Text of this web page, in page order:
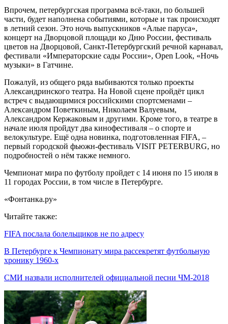
Впрочем, петербургская программа всё-таки, по большей
части, будет наполнена событиями, которые и так происходят
в летний сезон. Это ночь выпускников «Алые паруса»,
концерт на Дворцовой площади ко Дню России, фестиваль
цветов на Дворцовой, Санкт-Петербургский речной карнавал,
фестивали «Императорские сады России», Open Look, «Ночь
музыки» в Гатчине.
Пожалуй, из общего ряда выбиваются только проекты
Александринского театра. На Новой сцене пройдёт цикл
встреч с выдающимися российскими спортсменами –
Александром Поветкиным, Николаем Валуевым,
Александром Кержаковым и другими. Кроме того, в театре в
начале июля пройдут два кинофестиваля – о спорте и
велокультуре. Ещё одна новинка, подготовленная FIFA, –
первый городской фьюжн-фестиваль VISIT PETERBURG, но
подробностей о нём также немного.
Чемпионат мира по футболу пройдет с 14 июня по 15 июля в
11 городах России, в том числе в Петербурге.
«Фонтанка.ру»
Читайте также:
FIFA послала болельщиков не по адресу
В Петербурге к Чемпионату мира рассекретят футбольную
хронику 1960-х
СМИ назвали исполнителей официальной песни ЧМ-2018